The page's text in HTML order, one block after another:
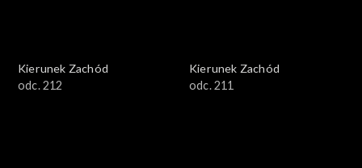
Kierunek Zachód
odc. 212
Kierunek Zachód
odc. 211